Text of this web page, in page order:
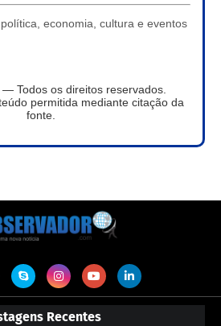
economia, cultura e eventos
Todos os direitos reservados.
permitida mediante citação da
fonte.
Recentes